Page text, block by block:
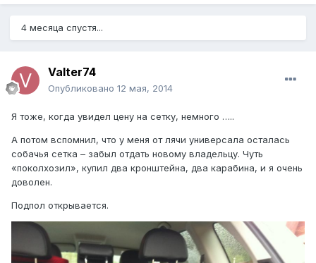
4 месяца спустя...
Valter74
Опубликовано 12 мая, 2014
Я тоже, когда увидел цену на сетку, немного …..
А потом вспомнил, что у меня от лячи универсала осталась
собачья сетка – забыл отдать новому владельцу. Чуть
«поколхозил», купил два кронштейна, два карабина, и я очень
доволен.
Подпол открывается.